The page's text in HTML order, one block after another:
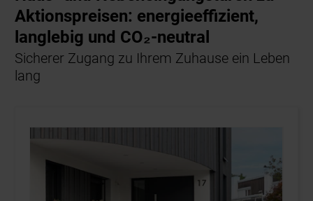
Aktionspreisen: energieeffizient,
langlebig und CO₂-neutral
Sicherer Zugang zu Ihrem Zuhause ein Leben
lang